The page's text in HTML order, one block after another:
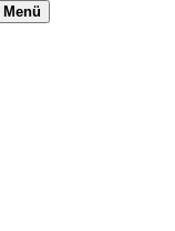
Menü